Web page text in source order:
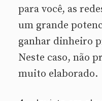
para você, as
um grande
ganhar dinheiro
Neste caso, não
muito elaborado.